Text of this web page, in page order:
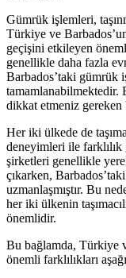
Gümrük işlemleri,
Türkiye ve
geçişini etkileyen
genellikle daha fazla
Barbados’taki gümrük
tamamlanabilmektedir.
dikkat etmeniz
Her iki ülkede de
deneyimleri ile farklılık
şirketleri genellikle
çıkarken,
uzmanlaşmıştır. Bu
her iki ülkenin
önemlidir.
Bu bağlamda, Türkiye
önemli farklılıkları